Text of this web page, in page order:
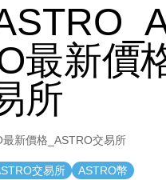
最新價
所
新價格_ASTRO交易所
交易所
ASTRO幣